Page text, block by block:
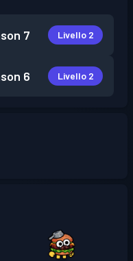
7 Livello 2
6 Livello 2